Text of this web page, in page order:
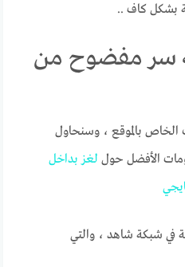
بشكل كاف ..
سر مفضوح من
بالموقع ، وسنحاول
الأفضل حول لغز بداخل
في شبكة شاهد ، والتي